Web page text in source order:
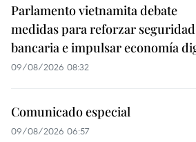
Parlamento vietnamita debate
medidas para reforzar seguridad
bancaria e impulsar economía
09/08/2026 08:32
Comunicado especial
09/08/2026 06:57